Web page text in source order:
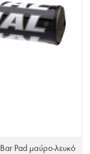
Pad μαύρο-λευκό